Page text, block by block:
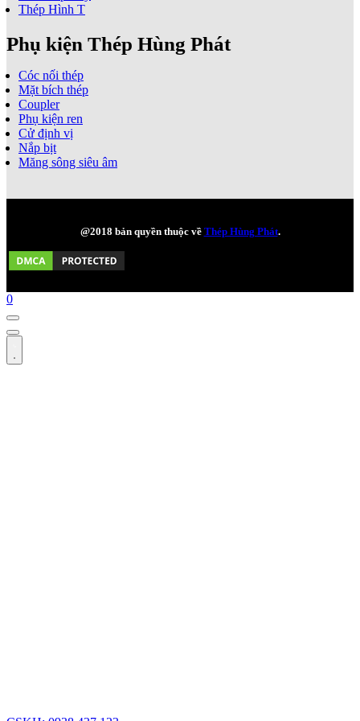
Thép Hình T
Phụ kiện Thép Hùng Phát
Cóc nối thép
Mặt bích thép
Coupler
Phụ kiện ren
Cử định vị
Nắp bịt
Măng sông siêu âm
@2018 bản quyền thuộc về Thép Hùng Phát.
0